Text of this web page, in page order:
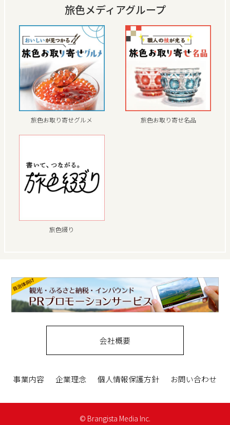
旅色メディアグループ
旅色お取り寄せグルメ 旅色お取り寄せ名品
旅色綴り
会社概要
事業内容 企業理念 個人情報保護方針 お問い合わせ
© Brangista Media Inc.